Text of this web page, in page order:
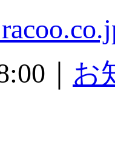
｜ お